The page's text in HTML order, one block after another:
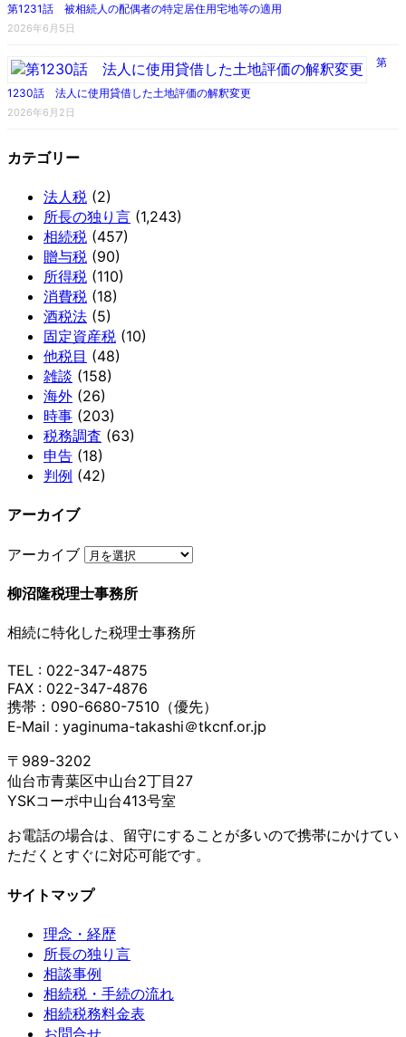
第1231話 被相続人の配偶者の特定居住用宅地等の適用
2026年6月5日
第
1230話 法人に使用貸借した土地評価の解釈変更
2026年6月2日
カテゴリー
法人税 (2)
所長の独り言 (1,243)
相続税 (457)
贈与税 (90)
所得税 (110)
消費税 (18)
酒税法 (5)
固定資産税 (10)
他税目 (48)
雑談 (158)
海外 (26)
時事 (203)
税務調査 (63)
申告 (18)
判例 (42)
アーカイブ
アーカイブ
柳沼隆税理士事務所
相続に特化した税理士事務所
TEL : 022-347-4875
FAX : 022-347-4876
携帯：090-6680-7510（優先）
E‐Mail : yaginuma-takashi＠tkcnf.or.jp
〒989-3202
仙台市青葉区中山台2丁目27
YSKコーポ中山台413号室
お電話の場合は、留守にすることが多いので携帯にかけてい
ただくとすぐに対応可能です。
サイトマップ
理念・経歴
所長の独り言
相談事例
相続税・手続の流れ
相続税務料金表
お問合せ